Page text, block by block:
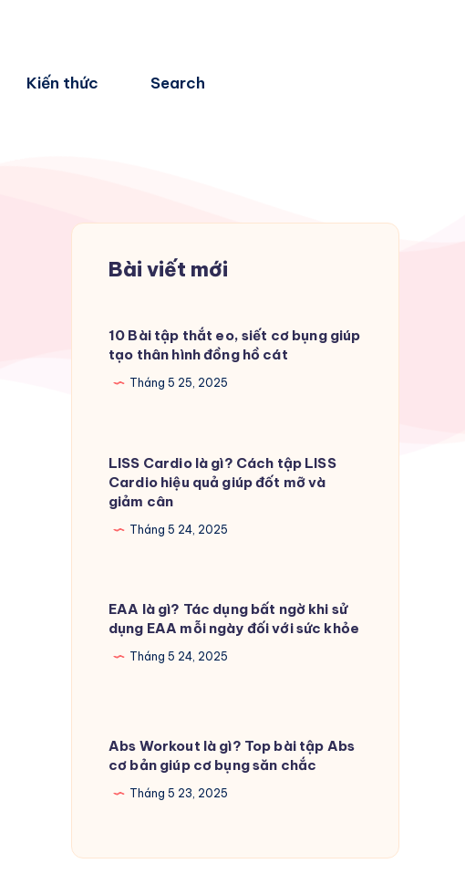
Kiến thức Search
Bài viết mới
10 Bài tập thắt eo, siết cơ bụng giúp
tạo thân hình đồng hồ cát
Tháng 5 25, 2025
LISS Cardio là gì? Cách tập LISS
Cardio hiệu quả giúp đốt mỡ và
giảm cân
Tháng 5 24, 2025
EAA là gì? Tác dụng bất ngờ khi sử
dụng EAA mỗi ngày đối với sức khỏe
Tháng 5 24, 2025
Abs Workout là gì? Top bài tập Abs
cơ bản giúp cơ bụng săn chắc
Tháng 5 23, 2025